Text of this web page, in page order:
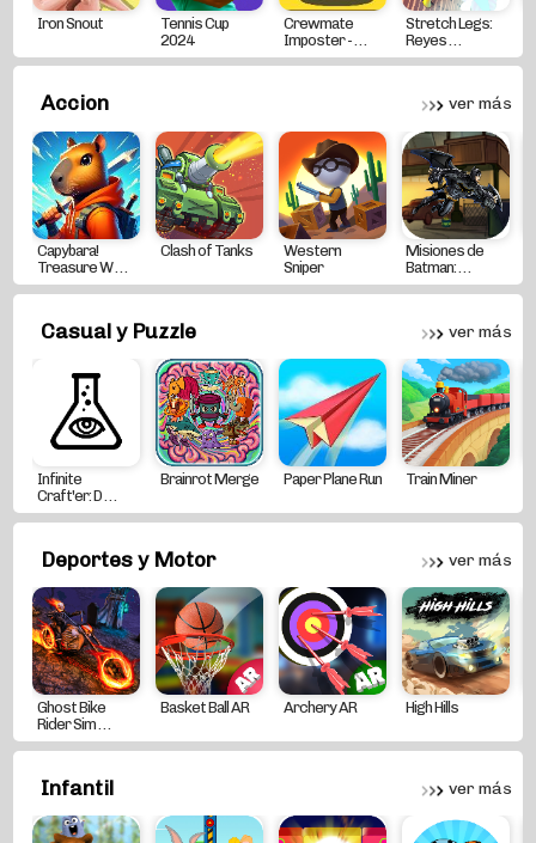
Iron Snout
Tennis Cup
2024
Crewmate
Imposter - . . .
Stretch Legs:
Reyes . . .
Accion ver más
Capybara!
Treasure W . . .
Clash of Tanks
Western
Sniper
Misiones de
Batman: . . .
Casual y Puzzle ver más
Infinite
Craft'er: D . . .
Brainrot Merge Paper Plane Run Train Miner
Deportes y Motor ver más
Ghost Bike
Rider Sim . . .
Basket Ball AR Archery AR High Hills
Infantil ver más